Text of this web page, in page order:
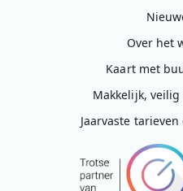
Over het
Kaart met
Makkelijk,
Jaarvaste